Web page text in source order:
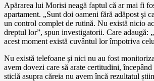
Apărarea lui Morisi neagă faptul că ar mai fi
apartament. „Sunt doi oameni fără adăpost şi
un control complet de rutină. Nu există nicio
dreptul lor”, spun investigatorii. Care adaugă:
acest moment există cuvântul lor împotriva
Nu există telefoane şi nici nu au fost
avem dovezi care să arate certitudini, începând
sticlă asupra căreia nu avem încă rezultatul